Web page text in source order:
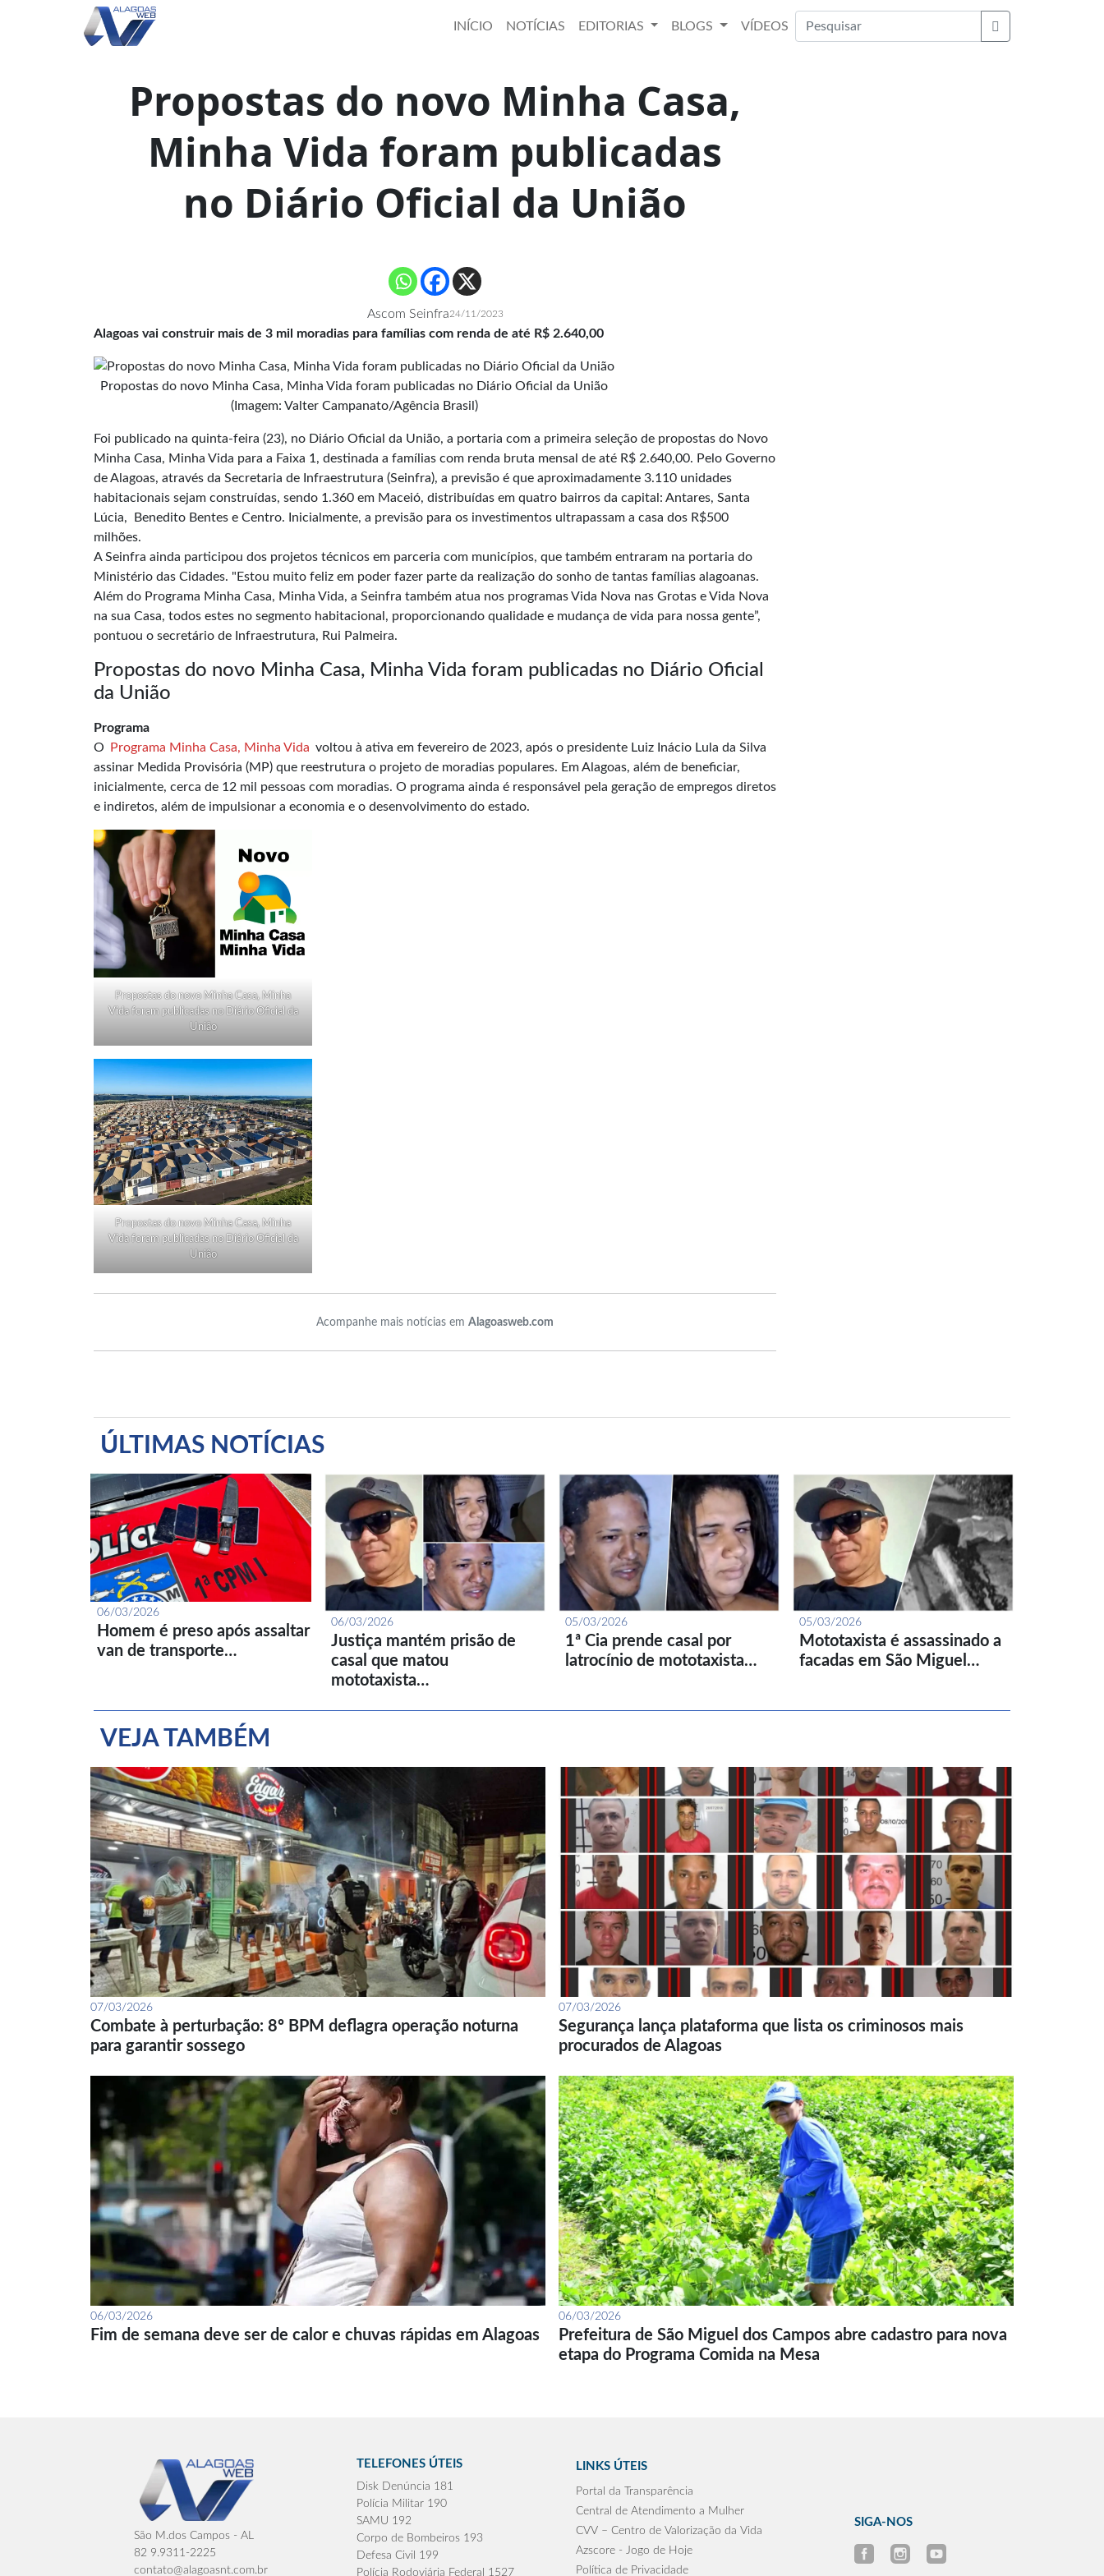
INÍCIO NOTÍCIAS EDITORIAS BLOGS
VÍDEOS
Buscar
Propostas do novo Minha Casa,
Minha Vida foram publicadas
no Diário Oficial da União
Ascom Seinfra24/11/2023
Alagoas vai construir mais de 3 mil moradias para famílias com renda de até R$ 2.640,00
Propostas do novo Minha Casa, Minha Vida foram publicadas no Diário Oficial da União
(Imagem: Valter Campanato/Agência Brasil)
Foi publicado na quinta-feira (23), no Diário Oficial da União, a portaria com a primeira seleção de propostas do Novo
Minha Casa, Minha Vida para a Faixa 1, destinada a famílias com renda bruta mensal de até R$ 2.640,00. Pelo Governo
de Alagoas, através da Secretaria de Infraestrutura (Seinfra), a previsão é que aproximadamente 3.110 unidades
habitacionais sejam construídas, sendo 1.360 em Maceió, distribuídas em quatro bairros da capital: Antares, Santa
Lúcia, Benedito Bentes e Centro. Inicialmente, a previsão para os investimentos ultrapassam a casa dos R$500
milhões.
A Seinfra ainda participou dos projetos técnicos em parceria com municípios, que também entraram na portaria do
Ministério das Cidades. "Estou muito feliz em poder fazer parte da realização do sonho de tantas famílias alagoanas.
Além do Programa Minha Casa, Minha Vida, a Seinfra também atua nos programas Vida Nova nas Grotas e Vida Nova
na sua Casa, todos estes no segmento habitacional, proporcionando qualidade e mudança de vida para nossa gente”,
pontuou o secretário de Infraestrutura, Rui Palmeira.
Propostas do novo Minha Casa, Minha Vida foram publicadas no Diário Oficial
da União
Programa
O
Programa Minha Casa, Minha Vida voltou à ativa em fevereiro de 2023, após o presidente Luiz Inácio Lula da Silva
assinar Medida Provisória (MP) que reestrutura o projeto de moradias populares. Em Alagoas, além de beneficiar,
inicialmente, cerca de 12 mil pessoas com moradias. O programa ainda é responsável pela geração de empregos diretos
e indiretos, além de impulsionar a economia e o desenvolvimento do estado.
Propostas do novo Minha Casa, Minha
Vida foram publicadas no Diário Oficial da
União
Propostas do novo Minha Casa, Minha
Vida foram publicadas no Diário Oficial da
União
Acompanhe mais notícias em Alagoasweb.com
ÚLTIMAS NOTÍCIAS
06/03/2026
Homem é preso após assaltar
van de transporte…
06/03/2026
Justiça mantém prisão de
casal que matou
mototaxista…
05/03/2026
1ª Cia prende casal por
latrocínio de mototaxista…
05/03/2026
Mototaxista é assassinado a
facadas em São Miguel…
VEJA TAMBÉM
07/03/2026
Combate à perturbação: 8º BPM deflagra operação noturna
para garantir sossego
07/03/2026
Segurança lança plataforma que lista os criminosos mais
procurados de Alagoas
06/03/2026
Fim de semana deve ser de calor e chuvas rápidas em Alagoas
06/03/2026
Prefeitura de São Miguel dos Campos abre cadastro para nova
etapa do Programa Comida na Mesa
São M.dos Campos - AL
82 9.9311-2225
contato@alagoasnt.com.br
TELEFONES ÚTEIS
Disk Denúncia 181
Polícia Militar 190
SAMU 192
Corpo de Bombeiros 193
Defesa Civil 199
Polícia Rodoviária Federal 1527
LINKS ÚTEIS
Portal da Transparência
Central de Atendimento a Mulher
CVV – Centro de Valorização da Vida
Azscore - Jogo de Hoje
Política de Privacidade
SIGA-NOS